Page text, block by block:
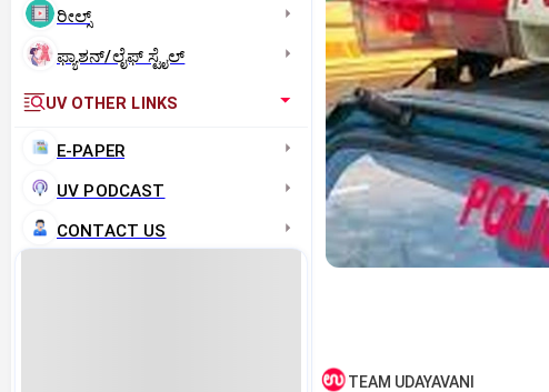
ರೀಲ್ಸ್
ಫ್ಯಾಶನ್/ಲೈಫ್‌ ಸ್ಟೈಲ್
UV OTHER LINKS
E-PAPER
UV PODCAST
CONTACT US
TEAM UDAYAVANI